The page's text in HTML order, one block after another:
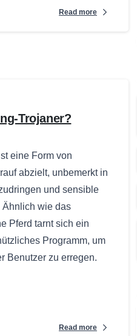
Read more
Trojaner?
eine Form von
abzielt, unbemerkt in
und sensible
Ähnlich wie das
Pferd tarnt sich ein
Programm, um
Benutzer zu erregen.
Read more